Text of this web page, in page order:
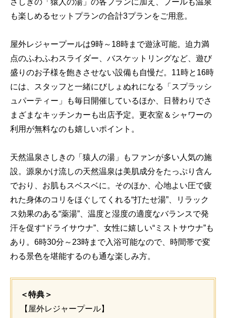
さしきの「猿人の湯」の各プランに加え、プールも温泉
も楽しめるセットプランの合計3プランをご用意。
屋外レジャープールは9時～18時まで遊泳可能。迫力満
点のふわふわスライダー、バスケットリングなど、遊び
盛りのお子様を飽きさせない設備も自慢だ。11時と16時
には、スタッフと一緒にびしょぬれになる「スプラッシ
ュパーティー」も毎日開催しているほか、日替わりでさ
まざまなキッチンカーも出店予定。更衣室＆シャワーの
利用が無料なのも嬉しいポイント。
天然温泉さしきの「猿人の湯」もファンが多い人気の施
設。源泉かけ流しの天然温泉は美肌成分をたっぷり含ん
でおり、お肌もスベスベに。そのほか、心地よい圧で疲
れた身体のコリをほぐしてくれる“打たせ湯”、リラック
ス効果のある“薬湯”、温度と湿度の適度なバランスで発
汗を促す“ドライサウナ”、女性に嬉しい“ミストサウナ”も
あり。6時30分～23時まで入浴可能なので、時間帯で変
わる景色を堪能するのも通な楽しみ方。
＜特典＞
【屋外レジャープール】